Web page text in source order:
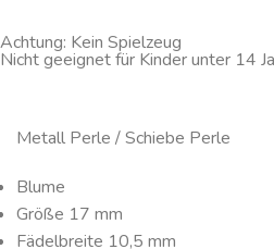
Achtung: Kein Spielzeug
Nicht geeignet für Kinder unter 14
Metall Perle / Schiebe Perle
Blume
Größe 17 mm
Fädelbreite 10,5 mm